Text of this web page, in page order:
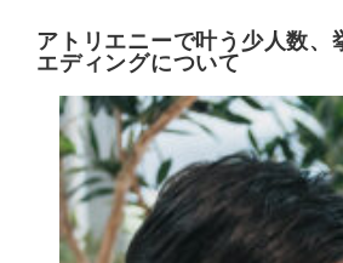
アトリエニーで叶う少人数、
エディングについて